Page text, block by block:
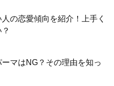
の恋愛傾向を紹介！上手く
マはNG？その理由を知っ